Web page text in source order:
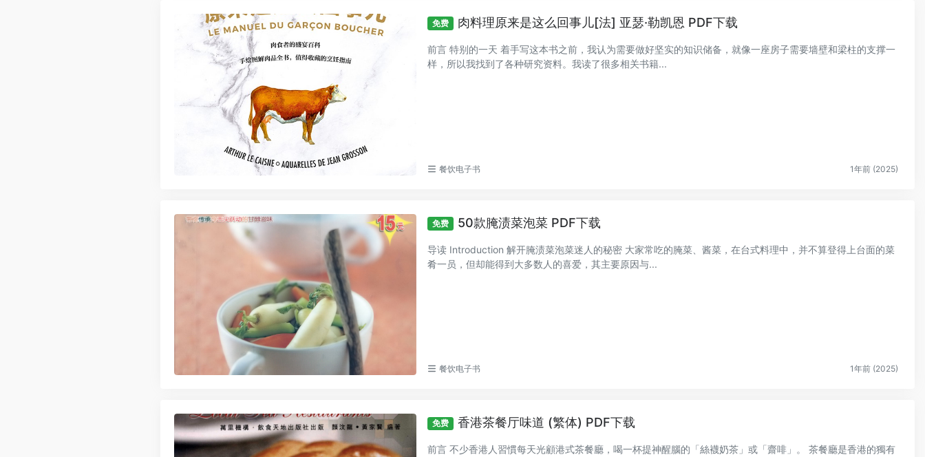
免费 肉料理原来是这么回事儿[法] 亚瑟·勒凯恩 PDF下载
前言 特别的一天 着手写这本书之前，我认为需要做好坚实的知识储备，就像一座房子需要墙壁和梁柱的支撑一
样，所以我找到了各种研究资料。我读了很多相关书籍...
餐饮电子书 1年前 (2025)
免费 50款腌渍菜泡菜 PDF下载
导读 Introduction 解开腌渍菜泡菜迷人的秘密 大家常吃的腌菜、酱菜，在台式料理中，并不算登得上台面的菜
肴一员，但却能得到大多数人的喜爱，其主要原因与...
餐饮电子书 1年前 (2025)
免费 香港茶餐厅味道 (繁体) PDF下载
前言 不少香港人習慣每天光顧港式茶餐廳，喝一杯提神醒腦的「絲襪奶茶」或「齋啡」。 茶餐廳是香港的獨有